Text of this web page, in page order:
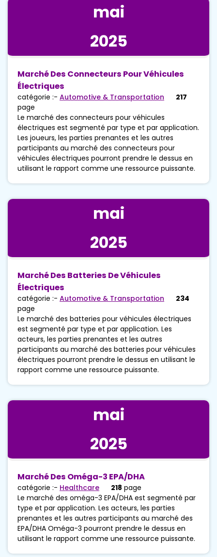
mai
2025
Marché Des Connecteurs Pour Véhicules
Électriques
catégorie :- Automotive & Transportation
217
page
Le marché des connecteurs pour véhicules
électriques est segmenté par type et par application.
Les joueurs, les parties prenantes et les autres
participants au marché des connecteurs pour
véhicules électriques pourront prendre le dessus en
utilisant le rapport comme une ressource puissante.
mai
2025
Marché Des Batteries De Véhicules
Électriques
catégorie :- Automotive & Transportation
234
page
Le marché des batteries pour véhicules électriques
est segmenté par type et par application. Les
acteurs, les parties prenantes et les autres
participants au marché des batteries pour véhicules
électriques pourront prendre le dessus en utilisant le
rapport comme une ressource puissante.
mai
2025
Marché Des Oméga-3 EPA/DHA
catégorie :- Healthcare 218 page
Le marché des oméga-3 EPA/DHA est segmenté par
type et par application. Les acteurs, les parties
prenantes et les autres participants au marché des
EPA/DHA Oméga-3 pourront prendre le dessus en
utilisant le rapport comme une ressource puissante.